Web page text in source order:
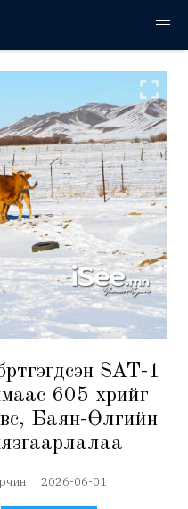
SAT-1
605 үхрийг
Баян-Өлгийн
2026-06-01